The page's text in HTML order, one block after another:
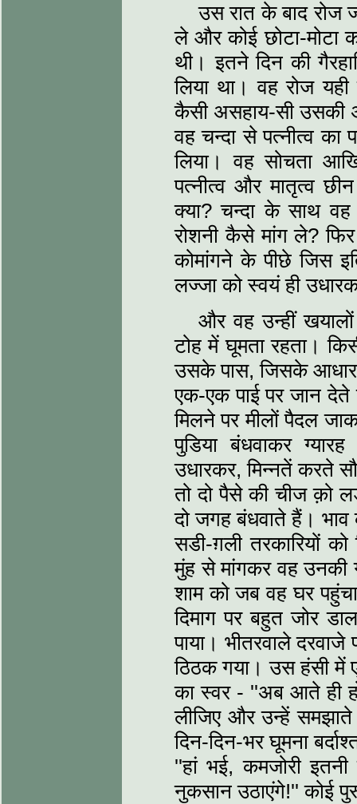
उस रात के बाद रोज
ले और कोई छोटा-मोटा
थी। इतने दिन की
लिया था। वह रोज
कैसी असहाय-सी उसकी
वह चन्दा से पत्नीत्व का
लिया। वह सोचता
पत्नीत्व और मातृत्व
क्या? चन्दा के साथ
रोशनी कैसे मांग ले?
कोमांगने के पीछे जिस
लज्जा को स्वयं ही
और वह उन्हीं
टोह में घूमता रहता।
उसके पास, जिसके
एक-एक पाई पर जान
मिलने पर मीलों पैदल
पुडिया बंधवाकर
उधारकर, मिन्नतें करते
तो दो पैसे की चीज क़ो
दो जगह बंधवाते हैं।
सडी-ग़ली तरकारियों
मुंह से मांगकर वह उनकी
शाम को जब वह घर
दिमाग पर बहुत जोर
पाया। भीतरवाले
ठिठक गया। उस हंसी में
का स्वर - ''अब आते ही
लीजिए और उन्हें
दिन-दिन-भर घूमना
''हां भई, कमजोरी
नुकसान उठाएंगे!'' कोई